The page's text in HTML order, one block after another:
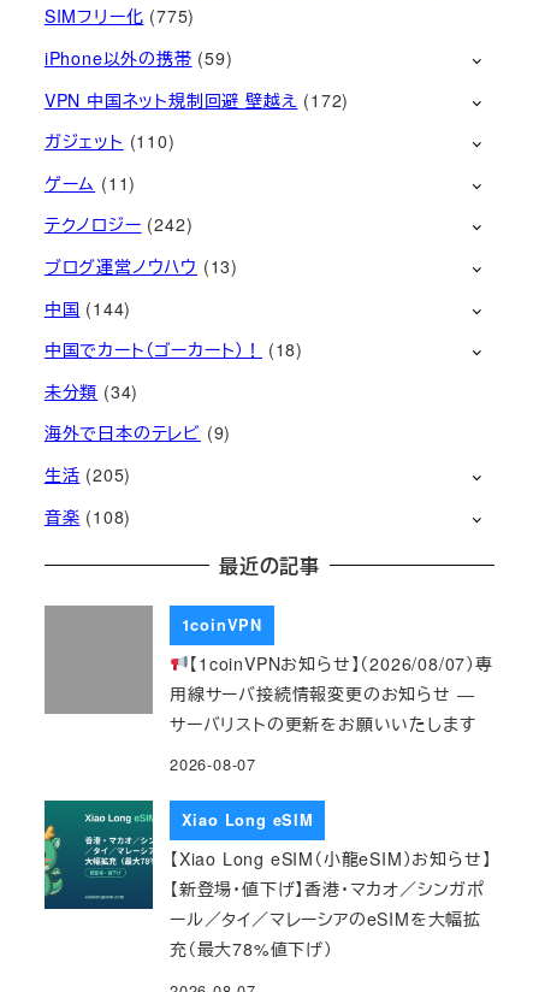
SIMフリー化 (775)
iPhone以外の携帯 (59)
VPN 中国ネット規制回避 壁越え (172)
ガジェット (110)
ゲーム (11)
テクノロジー (242)
ブログ運営ノウハウ (13)
中国 (144)
中国でカート（ゴーカート）！
(18)
未分類 (34)
海外で日本のテレビ (9)
生活 (205)
音楽 (108)
最近の記事
1coinVPN
【1coinVPNお知らせ】（2026/08/07）専
用線サーバ接続情報変更のお知らせ ―
サーバリストの更新をお願いいたします
2026-08-07
Xiao Long eSIM
【Xiao Long eSIM（小龍eSIM）お知らせ】
【新登場・値下げ】香港・マカオ／シンガポ
ール／タイ／マレーシアのeSIMを大幅拡
充（最大78%値下げ）